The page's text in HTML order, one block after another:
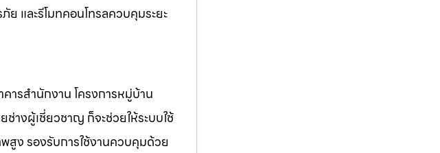
ย และรีโมทคอนโทรลควบคุมระยะ
ารสำนักงาน โครงการหมู่บ้าน
างผู้เชี่ยวชาญ ก็จะช่วยให้ระบบใช้
พสูง รองรับการใช้งานควบคุมด้วย